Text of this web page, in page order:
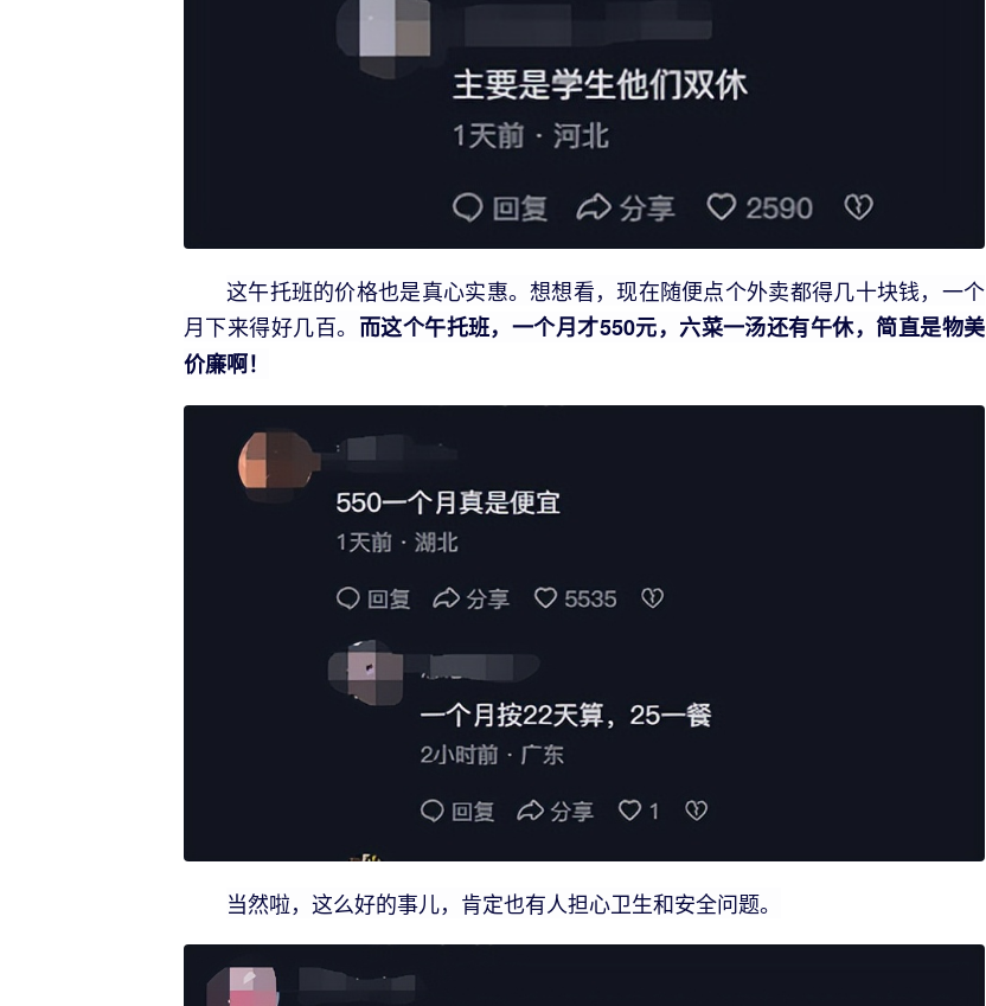
这午托班的价格也是真心实惠。想想看，现在随便点个外卖都得几十块钱，一个
月下来得好几百。 而这个午托班，一个月才550元，六菜一汤还有午休，简直是物美
价廉啊！
当然啦，这么好的事儿，肯定也有人担心卫生和安全问题。